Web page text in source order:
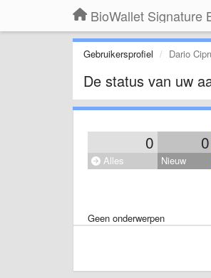
BioWallet Signature
Gebruikersprofiel Dario
De status van uw
0 0
Alles Nieuw
Geen onderwerpen